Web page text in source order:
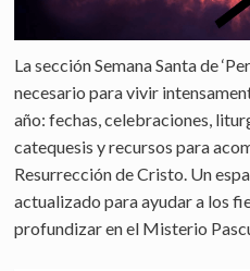
La sección Semana Santa de
necesario para vivir
año: fechas, celebraciones,
catequesis y recursos para
Resurrección de Cristo. Un
actualizado para ayudar a los
profundizar en el Misterio